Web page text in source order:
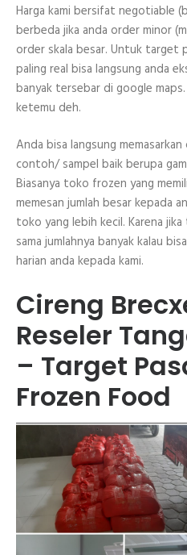
Harga kami bersifat negotiable
berbeda jika anda order minor
order skala besar. Untuk target
paling real bisa langsung anda
banyak tersebar di google
ketemu deh.
Anda bisa langsung
contoh/ sampel baik berupa
Biasanya toko frozen yang
memesan jumlah besar kepada
toko yang lebih kecil. Karena
sama jumlahnya banyak kalau
harian anda kepada kami.
Cireng
Reseler
– Target
Frozen Food